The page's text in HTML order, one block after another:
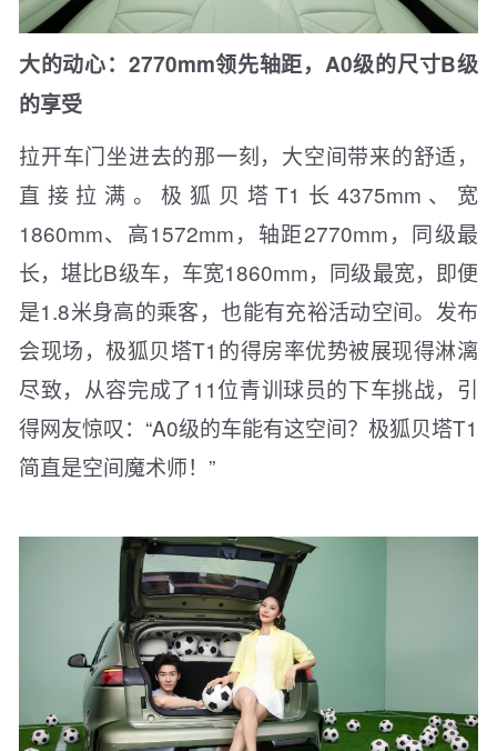
大的动心：2770mm领先轴距，A0级的尺寸B级
的享受
拉开车门坐进去的那一刻，大空间带来的舒适，
直接拉满。极狐贝塔T1长4375mm、宽
1860mm、高1572mm，轴距2770mm，同级最
长，堪比B级车，车宽1860mm，同级最宽，即便
是1.8米身高的乘客，也能有充裕活动空间。发布
会现场，极狐贝塔T1的得房率优势被展现得淋漓
尽致，从容完成了11位青训球员的下车挑战，引
得网友惊叹：“A0级的车能有这空间？极狐贝塔T1
简直是空间魔术师！”